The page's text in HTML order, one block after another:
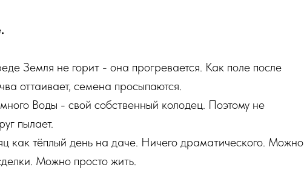
Земля не горит - она прогревается. Как поле после
оттаивает, семена просыпаются.
Воды - свой собственный колодец. Поэтому не
пылает.
как тёплый день на даче. Ничего драматического. Можно
Можно просто жить.